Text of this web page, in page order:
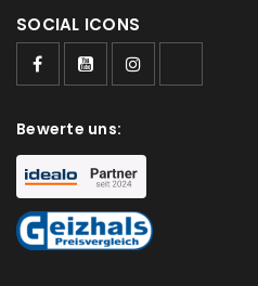
SOCIAL ICONS
Bewerte uns: